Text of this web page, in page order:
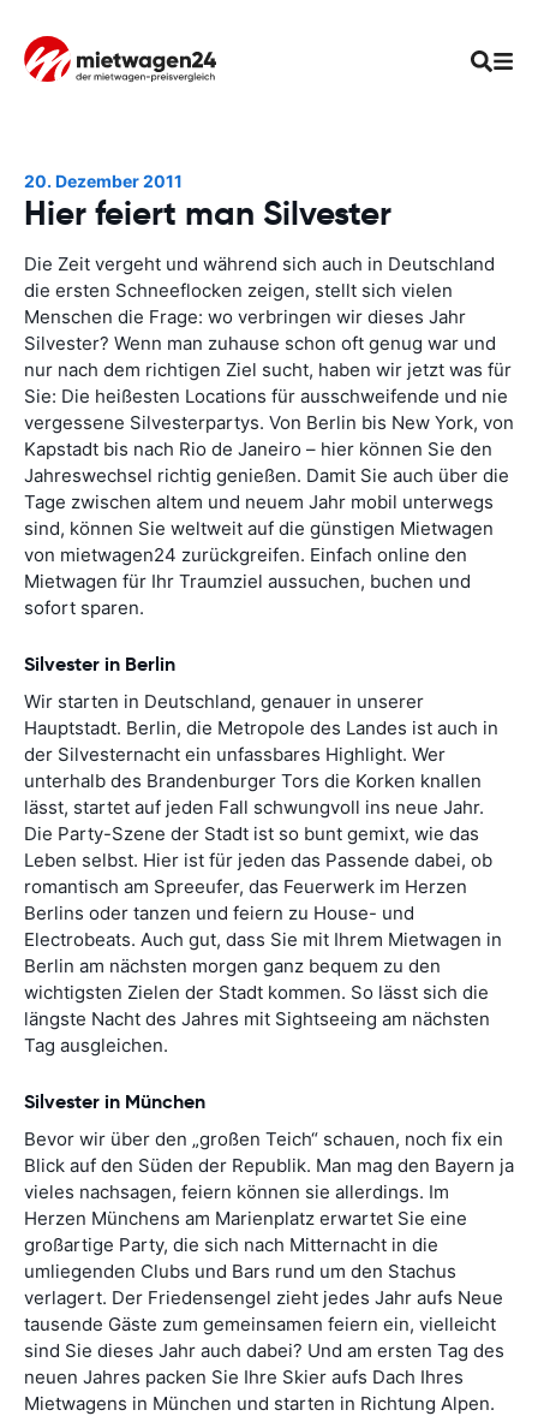
20. Dezember 2011
Hier feiert man Silvester
Die Zeit vergeht und während sich auch in Deutschland
die ersten Schneeflocken zeigen, stellt sich vielen
Menschen die Frage: wo verbringen wir dieses Jahr
Silvester? Wenn man zuhause schon oft genug war und
nur nach dem richtigen Ziel sucht, haben wir jetzt was für
Sie: Die heißesten Locations für ausschweifende und nie
vergessene Silvesterpartys. Von Berlin bis New York, von
Kapstadt bis nach Rio de Janeiro – hier können Sie den
Jahreswechsel richtig genießen. Damit Sie auch über die
Tage zwischen altem und neuem Jahr mobil unterwegs
sind, können Sie weltweit auf die günstigen Mietwagen
von mietwagen24 zurückgreifen. Einfach online den
Mietwagen für Ihr Traumziel aussuchen, buchen und
sofort sparen.
Silvester in Berlin
Wir starten in Deutschland, genauer in unserer
Hauptstadt. Berlin, die Metropole des Landes ist auch in
der Silvesternacht ein unfassbares Highlight. Wer
unterhalb des Brandenburger Tors die Korken knallen
lässt, startet auf jeden Fall schwungvoll ins neue Jahr.
Die Party-Szene der Stadt ist so bunt gemixt, wie das
Leben selbst. Hier ist für jeden das Passende dabei, ob
romantisch am Spreeufer, das Feuerwerk im Herzen
Berlins oder tanzen und feiern zu House- und
Electrobeats. Auch gut, dass Sie mit Ihrem Mietwagen in
Berlin am nächsten morgen ganz bequem zu den
wichtigsten Zielen der Stadt kommen. So lässt sich die
längste Nacht des Jahres mit Sightseeing am nächsten
Tag ausgleichen.
Silvester in München
Bevor wir über den „großen Teich“ schauen, noch fix ein
Blick auf den Süden der Republik. Man mag den Bayern ja
vieles nachsagen, feiern können sie allerdings. Im
Herzen Münchens am Marienplatz erwartet Sie eine
großartige Party, die sich nach Mitternacht in die
umliegenden Clubs und Bars rund um den Stachus
verlagert. Der Friedensengel zieht jedes Jahr aufs Neue
tausende Gäste zum gemeinsamen feiern ein, vielleicht
sind Sie dieses Jahr auch dabei? Und am ersten Tag des
neuen Jahres packen Sie Ihre Skier aufs Dach Ihres
Mietwagens in München und starten in Richtung Alpen.